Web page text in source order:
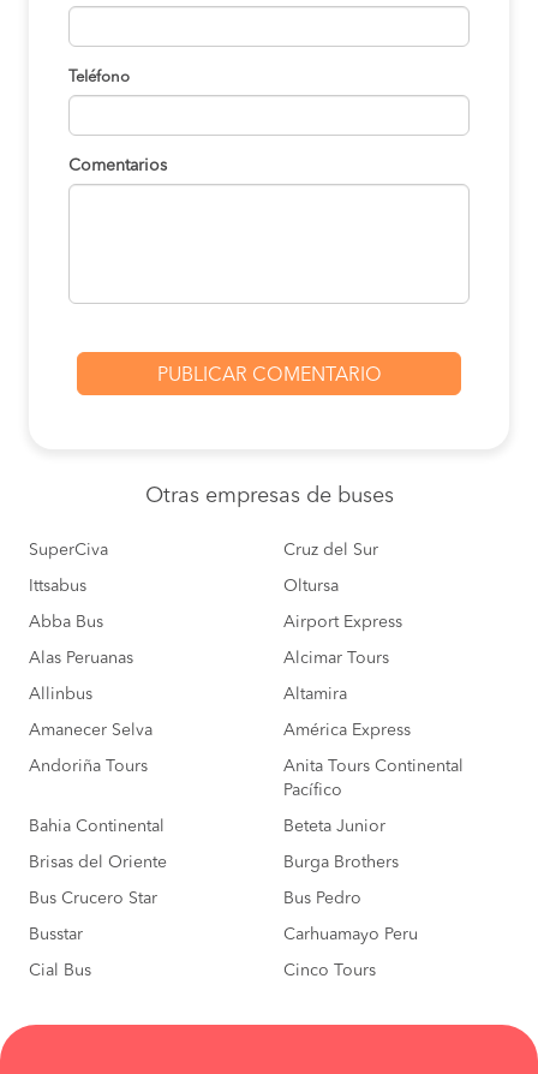
Teléfono
Comentarios
Otras empresas de buses
SuperCiva Cruz del Sur
Ittsabus Oltursa
Abba Bus Airport Express
Alas Peruanas Alcimar Tours
Allinbus Altamira
Amanecer Selva América Express
Andoriña Tours
Anita Tours Continental
Pacífico
Bahia Continental Beteta Junior
Brisas del Oriente Burga Brothers
Bus Crucero Star Bus Pedro
Busstar Carhuamayo Peru
Cial Bus Cinco Tours